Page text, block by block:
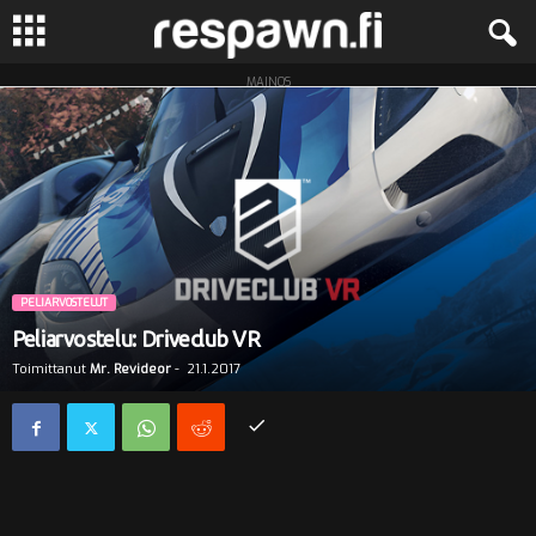
R
e
s
p
a
MAINOS
PELIARVOSTELUT
Peliarvostelu: Driveclub VR
Toimittanut Mr. Revideor - 21.1.2017